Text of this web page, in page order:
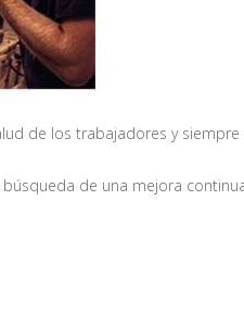
de los trabajadores y
de una mejora